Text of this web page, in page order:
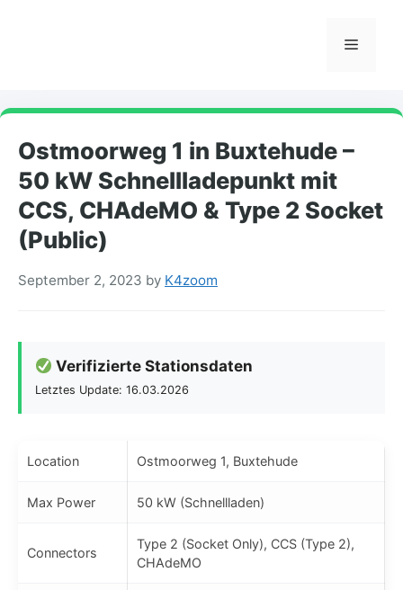
Menu
Ostmoorweg 1 in Buxtehude –
50 kW Schnellladepunkt mit
CCS, CHAdeMO & Type 2 Socket
(Public)
September 2, 2023 by K4zoom
Verifizierte Stationsdaten
Letztes Update: 16.03.2026
Location Ostmoorweg 1, Buxtehude
Max Power 50 kW (Schnellladen)
Connectors
Type 2 (Socket Only), CCS (Type 2),
CHAdeMO